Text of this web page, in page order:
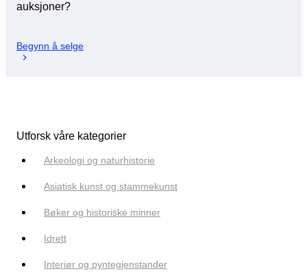
auksjoner?
Begynn å selge
Utforsk våre kategorier
Arkeologi og naturhistorie
Asiatisk kunst og stammekunst
Bøker og historiske minner
Idrett
Interiør og pyntegjenstander